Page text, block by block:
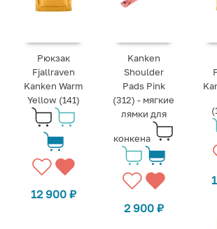
Рюкзак
Fjallraven
Kanken Warm
Yellow (141)
12 900₽
Kanken
Shoulder
Pads Pink
(312) - мягкие
лямки для
конкена
2 900 ₽